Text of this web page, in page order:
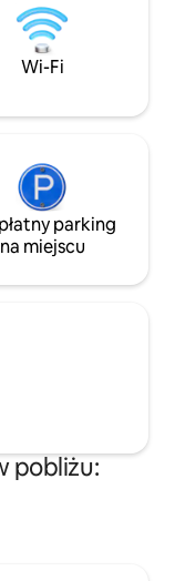
jest przytulne i
oferuje wszelkie
niezbędne do
Wi-Fi
parking
na miejscu
pobliżu: